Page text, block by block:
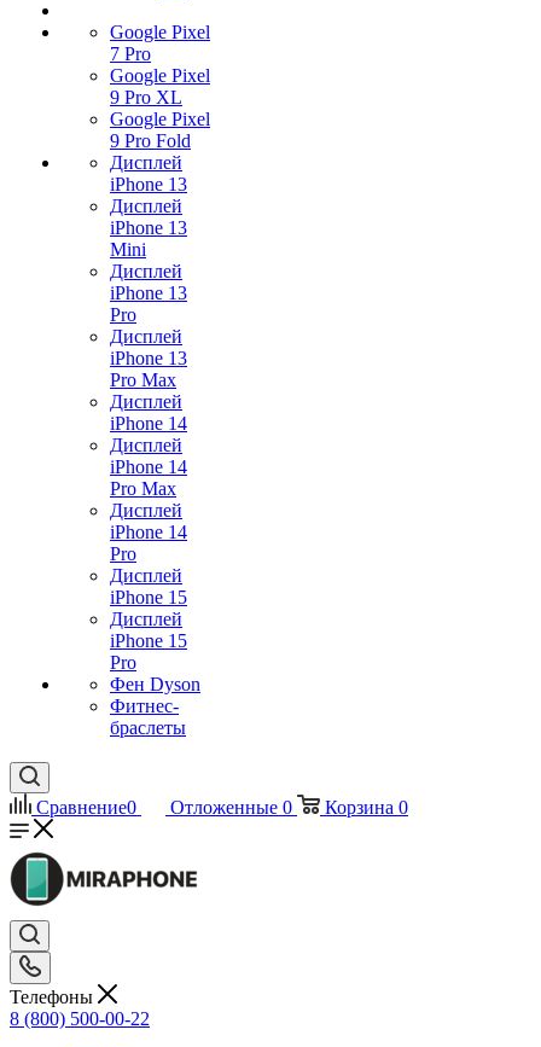
Google Pixel
7 Pro
Google Pixel
9 Pro XL
Google Pixel
9 Pro Fold
Дисплей
iPhone 13
Дисплей
iPhone 13
Mini
Дисплей
iPhone 13
Pro
Дисплей
iPhone 13
Pro Max
Дисплей
iPhone 14
Дисплей
iPhone 14
Pro Max
Дисплей
iPhone 14
Pro
Дисплей
iPhone 15
Дисплей
iPhone 15
Pro
Фен Dyson
Фитнес-
браслеты
Сравнение0 Отложенные 0 Корзина 0
Телефоны
8 (800) 500-00-22